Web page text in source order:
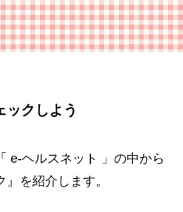
ックしよう
e-ヘルスネット 」の中から
』を紹介します。